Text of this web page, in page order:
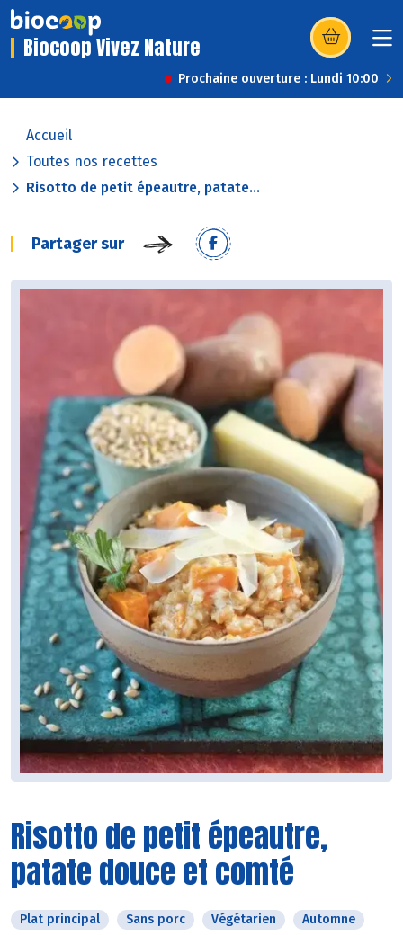
Biocoop Vivez Nature (s’ouvre dans
Prochaine ouverture : Lundi 10:00
Accueil
Toutes nos recettes
Risotto de petit épeautre, patate...
Partager sur
Risotto de petit épeautre,
patate douce et comté
Plat principal Sans porc Végétarien Automne